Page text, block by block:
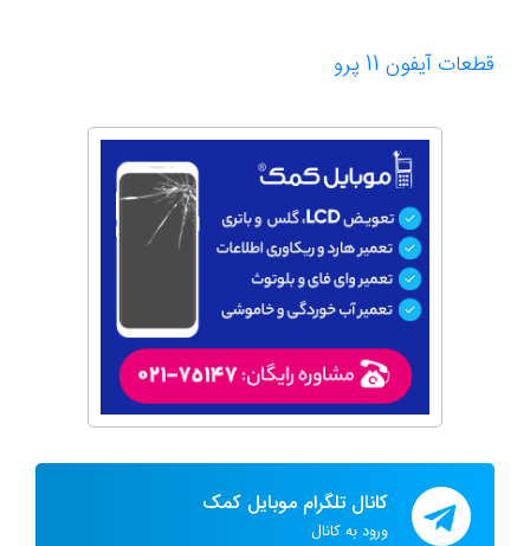
قطعات آیفون 11 پرو
کانال تلگرام موبایل کمک
ورود به کانال